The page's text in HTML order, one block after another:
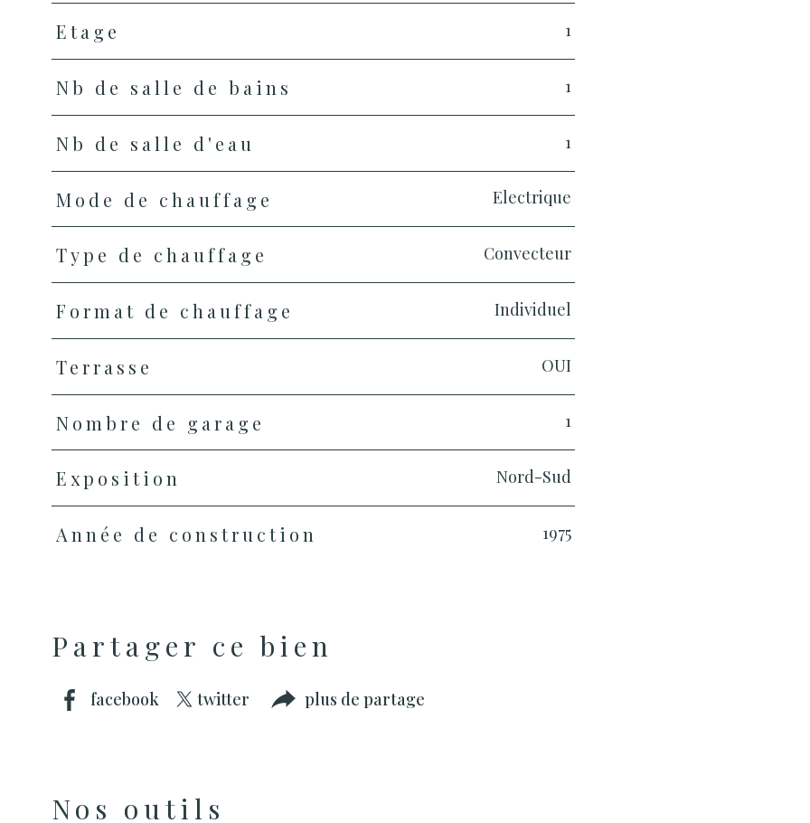
Etage 1
Nb de salle de bains 1
Nb de salle d'eau 1
Mode de chauffage Electrique
Type de chauffage Convecteur
Format de chauffage Individuel
Terrasse OUI
Nombre de garage 1
Exposition Nord-Sud
Année de construction 1975
Partager ce bien
facebook twitter plus de partage
Nos outils